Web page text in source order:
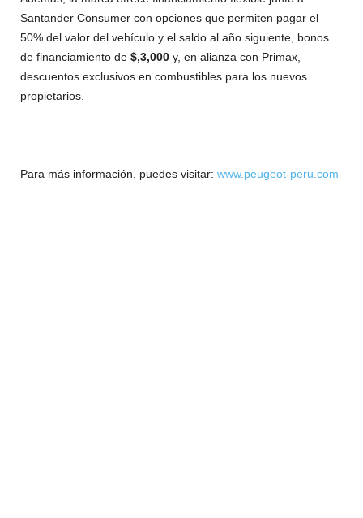
Santander Consumer con opciones que permiten pagar el
50% del valor del vehículo y el saldo al año siguiente, bonos
de financiamiento de $,3,000 y, en alianza con Primax,
descuentos exclusivos en combustibles para los nuevos
propietarios.
Para más información, puedes visitar: www.peugeot-peru.com